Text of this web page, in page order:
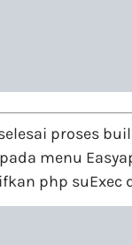
proses
menu
php suExec